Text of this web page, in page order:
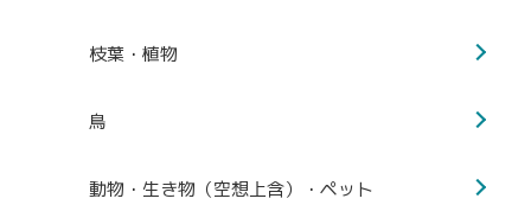
枝葉・植物
鳥
動物・生き物（空想上含）・ペット